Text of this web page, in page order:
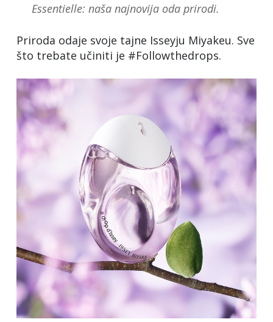
Essentielle: naša najnovija oda prirodi.
Priroda odaje svoje tajne Isseyju Miyakeu. Sve
što trebate učiniti je #Followthedrops.